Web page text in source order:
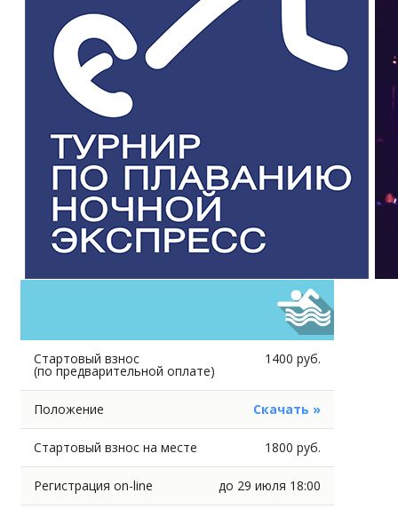
Стартовый взнос
(по предварительной оплате)
1400 руб.
Положение Скачать »
Стартовый взнос на месте 1800 руб.
Регистрация on-line до 29 июля 18:00